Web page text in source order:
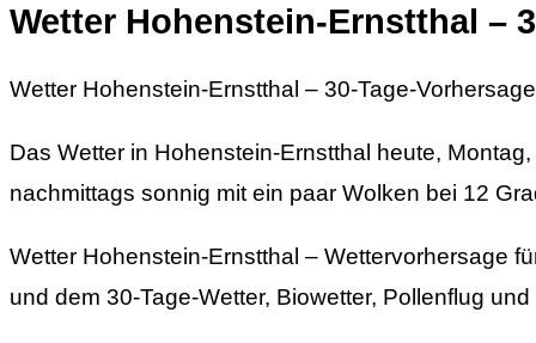
Wetter Hohenstein-Ernstthal –
Wetter Hohenstein-Ernstthal – 30-Tage-
Das Wetter in Hohenstein-Ernstthal heute,
nachmittags sonnig mit ein paar Wolken bei 12
Wetter Hohenstein-Ernstthal – Wettervorhersage
und dem 30-Tage-Wetter, Biowetter, Pollenflug